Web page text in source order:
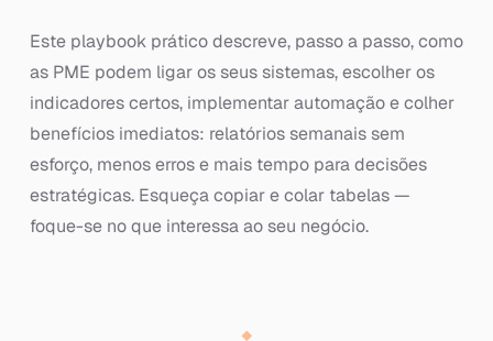
Este playbook prático descreve, passo a passo, como
as PME podem ligar os seus sistemas, escolher os
indicadores certos, implementar automação e colher
benefícios imediatos: relatórios semanais sem
esforço, menos erros e mais tempo para decisões
estratégicas. Esqueça copiar e colar tabelas —
foque-se no que interessa ao seu negócio.